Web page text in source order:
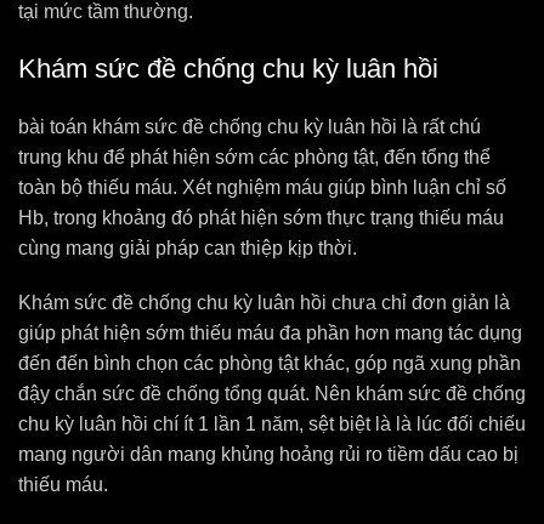
tại mức tầm thường.
Khám sức đề chống chu kỳ luân hồi
bài toán khám sức đề chống chu kỳ luân hồi là rất chú
trung khu để phát hiện sớm các phòng tật, đến tổng thể
toàn bộ thiếu máu. Xét nghiệm máu giúp bình luận chỉ số
Hb, trong khoảng đó phát hiện sớm thực trạng thiếu máu
cùng mang giải pháp can thiệp kịp thời.
Khám sức đề chống chu kỳ luân hồi chưa chỉ đơn giản là
giúp phát hiện sớm thiếu máu đa phần hơn mang tác dụng
đến đến bình chọn các phòng tật khác, góp ngã xung phần
đậy chắn sức đề chống tổng quát. Nên khám sức đề chống
chu kỳ luân hồi chí ít 1 lần 1 năm, sệt biệt là là lúc đối chiếu
mang người dân mang khủng hoảng rủi ro tiềm dấu cao bị
thiếu máu.